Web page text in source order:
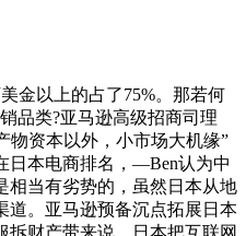
以上的占了75%。那若何
品类?亚马逊高级招商司理
物资本以外，小市场大机缘”
日本电商排名，—Ben认为中
相当有劣势的，虽然日本从地
道。亚马逊预备沉点拓展日本